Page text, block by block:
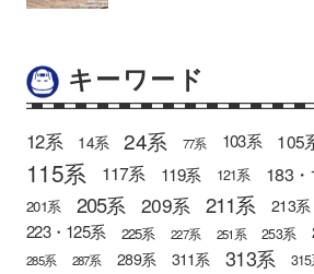
キーワード
12系 14系 24系 77系 103系 105
115系 117系 119系 121系 183
201系 205系 209系 211系 213系
223・125系 225系 227系 251系 253系
285系
287系 289系 311系 313系